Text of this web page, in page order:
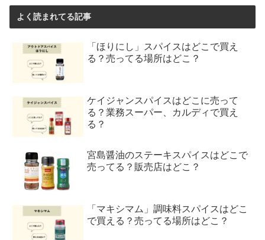
よく読まれてる記事
「ほりにし」スパイスはどこで買え
る？売ってる場所はどこ？
ケイジャンスパイスはどこに売って
る？業務スーパー、カルディで買え
る？
宮島醤油のステーキスパイスはどこで
売ってる？販売店はどこ？
「マキシマム」調味料スパイスはどこ
で買える？売ってる場所はどこ？